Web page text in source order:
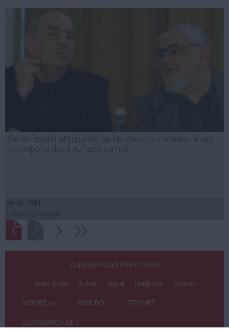
Semnificația atitudinilor de tip Pleșu și Liiceanu: Piară
tot poporul dacă nu face ca noi
24 oct, 2014
1
Copyright ©2013 OBIECTIV.info
Toate Ştirile Autori Taguri Hartă site Contact
NOOBZ.ro B365.RO RTV.NET
ECONOMICA.NET